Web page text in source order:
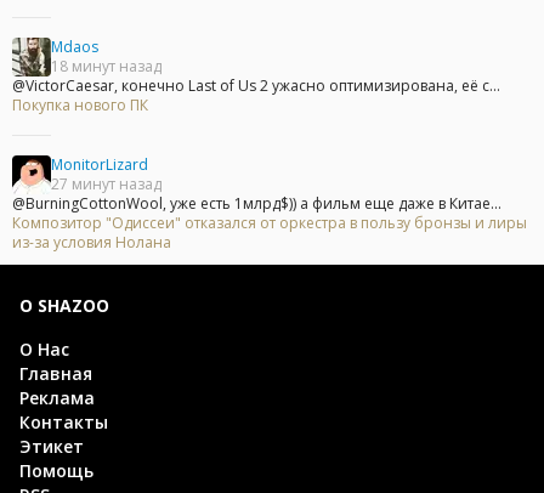
Mdaos
18 минут назад
@VictorCaesar, конечно Last of Us 2 ужасно оптимизирована, её с...
Покупка нового ПК
MonitorLizard
27 минут назад
@BurningCottonWool, уже есть 1млрд$)) а фильм еще даже в Китае...
Композитор "Одиссеи" отказался от оркестра в пользу бронзы и лиры
из-за условия Нолана
О SHAZOO
О Нас
Главная
Реклама
Контакты
Этикет
Помощь